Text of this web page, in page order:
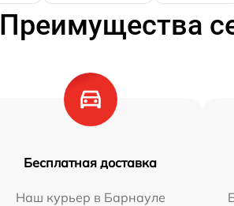
Преимущества
Бесплатная доставка
Наш курьер в Барнауле